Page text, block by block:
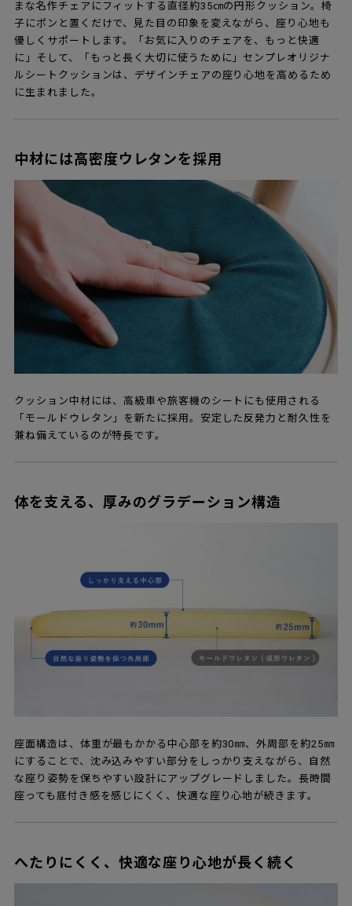
まな名作チェアにフィットする直径約35㎝の円形クッション。椅
子にポンと置くだけで、見た目の印象を変えながら、座り心地も
優しくサポートします。「お気に入りのチェアを、もっと快適
に」そして、「もっと長く大切に使うために」センプレオリジナ
ルシートクッションは、デザインチェアの座り心地を高めるため
に生まれました。
中材には高密度ウレタンを採用
クッション中材には、高級車や旅客機のシートにも使用される
「モールドウレタン」を新たに採用。安定した反発力と耐久性を
兼ね備えているのが特長です。
体を支える、厚みのグラデーション構造
座面構造は、体重が最もかかる中心部を約30㎜、外周部を約25㎜
にすることで、沈み込みやすい部分をしっかり支えながら、自然
な座り姿勢を保ちやすい設計にアップグレードしました。長時間
座っても底付き感を感じにくく、快適な座り心地が続きます。
へたりにくく、快適な座り心地が長く続く